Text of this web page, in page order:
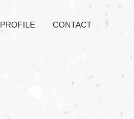
PROFILE CONTACT